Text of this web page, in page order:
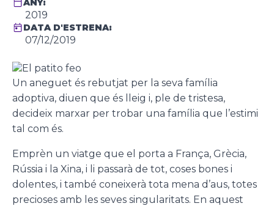
ANY:
2019
DATA D'ESTRENA:
07/12/2019
Un aneguet és rebutjat per la seva família
adoptiva, diuen que és lleig i, ple de tristesa,
decideix marxar per trobar una família que l’estimi
tal com és.
Emprèn un viatge que el porta a França, Grècia,
Rússia i la Xina, i li passarà de tot, coses bones i
dolentes, i també coneixerà tota mena d’aus, totes
precioses amb les seves singularitats. En aquest